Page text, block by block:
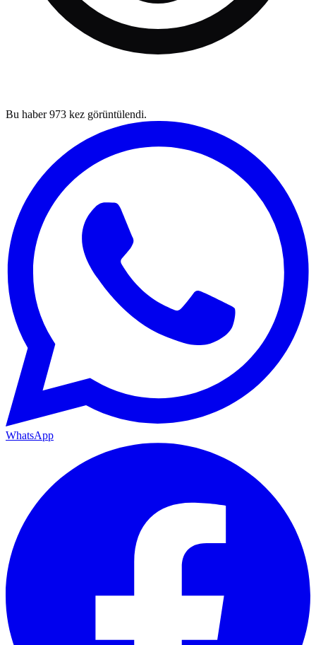
Bu haber973 kez görüntülendi.
WhatsApp